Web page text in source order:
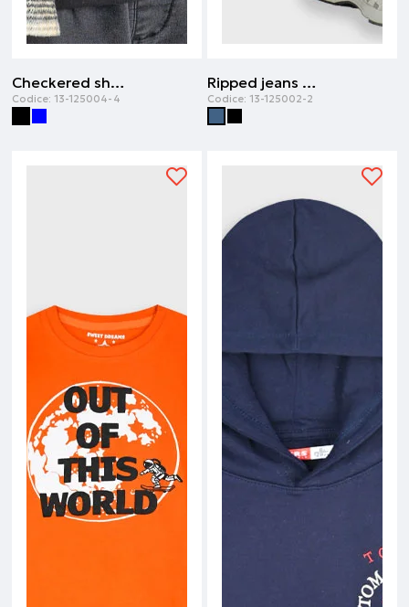
Checkered shacket | Nero
Codice: 13-125004-4
Ripped jeans | Denim blu
Codice: 13-125002-2